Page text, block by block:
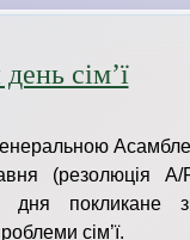
сім’ї
(резолюція A/
покликане
сім’ї.